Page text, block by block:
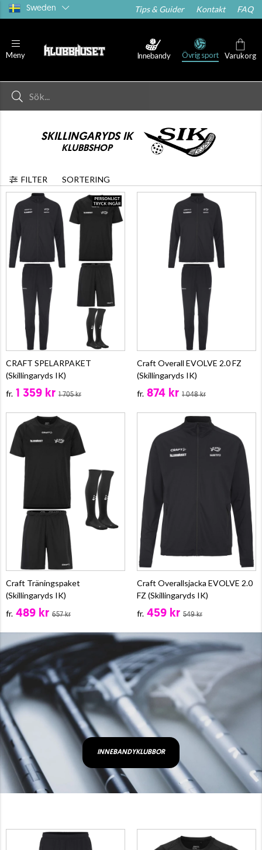
Sweden Tips & Guider Kontakt FAQ
Meny Innebandy Övrig sport Varukorg
SKILLINGARYDS IK
KLUBBSHOP
FILTER SORTERING
CRAFT SPELARPAKET
(Skillingaryds IK)
fr. 1 359 kr 1 705 kr
Craft Overall EVOLVE 2.0 FZ
(Skillingaryds IK)
fr. 874 kr 1 048 kr
Craft Träningspaket
(Skillingaryds IK)
fr. 489 kr 657 kr
Craft Overallsjacka EVOLVE 2.0
FZ (Skillingaryds IK)
fr. 459 kr 549 kr
INNEBANDYKLUBBOR